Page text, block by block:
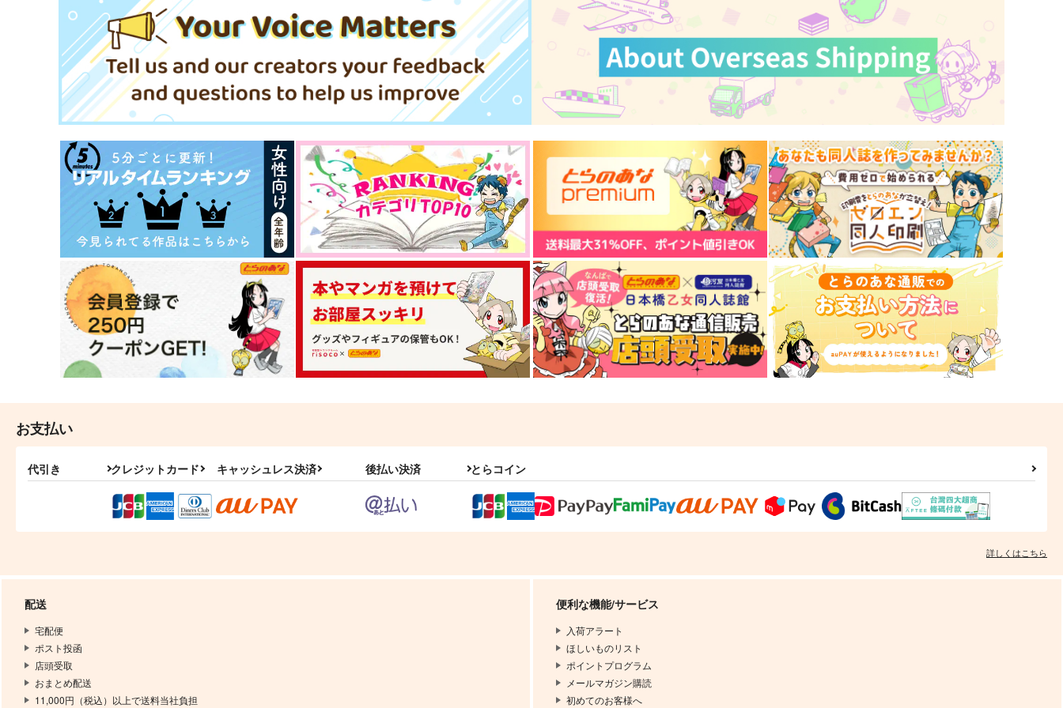
お支払い
代引き クレジットカード キャッシュレス決済 後払い決済 とらコイン
詳しくはこちら
配送
宅配便
ポスト投函
店頭受取
おまとめ配送
11,000円（税込）以上で送料当社負担
便利な機能/サービス
入荷アラート
ほしいものリスト
ポイントプログラム
メールマガジン購読
初めてのお客様へ